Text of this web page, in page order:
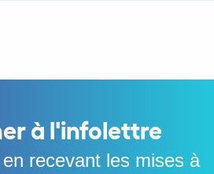
à l'infolettre
recevant les mises à